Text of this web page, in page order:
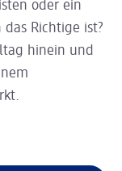
oder ein
Richtige ist?
hinein und